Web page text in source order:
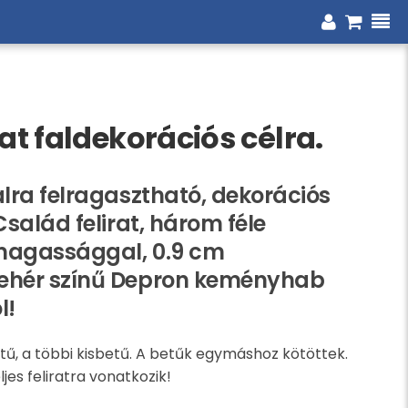
faldekorációs célra.
felragasztható, dekorációs
felirat, három féle
0.9 cm
színű Depron keményhab
a többi kisbetű. A betűk egymáshoz kötöttek.
feliratra vonatkozik!